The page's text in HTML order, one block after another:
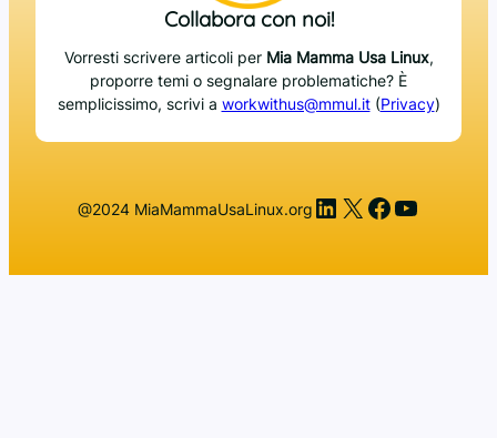
Collabora con noi!
Vorresti scrivere articoli per Mia Mamma Usa Linux,
proporre temi o segnalare problematiche? È
semplicissimo, scrivi a workwithus@mmul.it(Privacy)
@2024 MiaMammaUsaLinux.org LinkedIn
X Facebook